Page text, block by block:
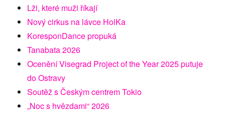
Lži, které muži říkají
Nový cirkus na lávce HolKa
KoresponDance propuká
Tanabata 2026
Ocenění Visegrad Project of the Year 2025 putuje
do Ostravy
Soutěž s Českým centrem Tokio
„Noc s hvězdami“ 2026